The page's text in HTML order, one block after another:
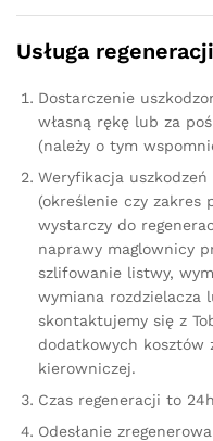
Usługa
Dostarczenie
własną rękę lub za
(należy o tym
Weryfikacja
(określenie czy zakres
wystarczy do
naprawy maglownicy
szlifowanie listwy,
wymiana rozdzielacza
skontaktujemy się z
dodatkowych kosztów
kierowniczej.
Czas regeneracji to
Odesłanie